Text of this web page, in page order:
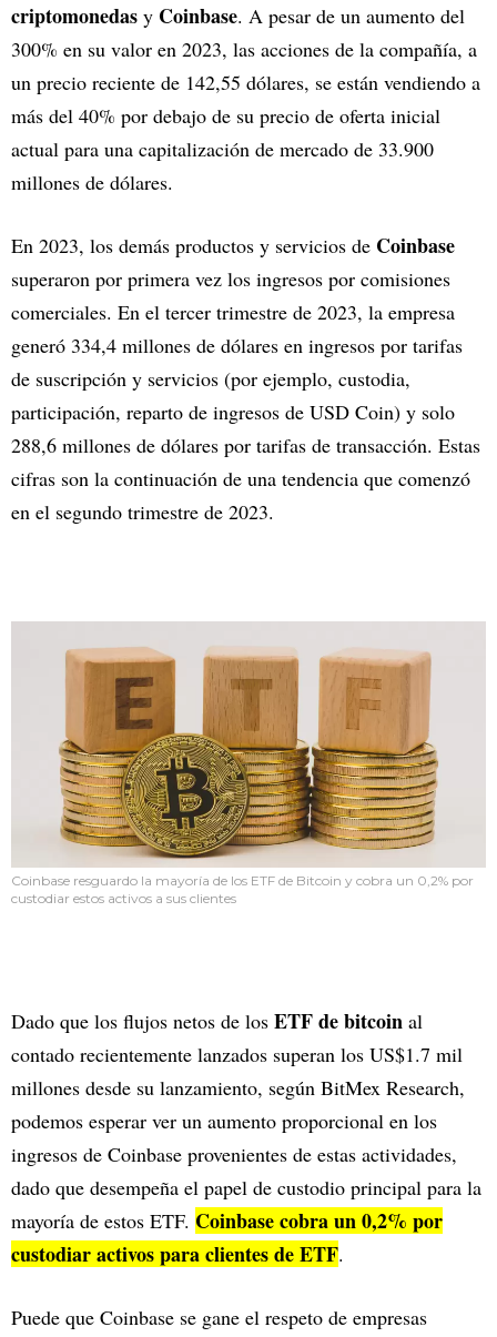
criptomonedas y Coinbase. A pesar de un aumento del
300% en su valor en 2023, las acciones de la compañía, a
un precio reciente de 142,55 dólares, se están vendiendo a
más del 40% por debajo de su precio de oferta inicial
actual para una capitalización de mercado de 33.900
millones de dólares.
En 2023, los demás productos y servicios de Coinbase
superaron por primera vez los ingresos por comisiones
comerciales. En el tercer trimestre de 2023, la empresa
generó 334,4 millones de dólares en ingresos por tarifas
de suscripción y servicios (por ejemplo, custodia,
participación, reparto de ingresos de USD Coin) y solo
288,6 millones de dólares por tarifas de transacción. Estas
cifras son la continuación de una tendencia que comenzó
en el segundo trimestre de 2023.
Coinbase resguardo la mayoría de los ETF de Bitcoin y cobra un 0,2% por
custodiar estos activos a sus clientes
Dado que los flujos netos de los ETF de bitcoin al
contado recientemente lanzados superan los US$1.7 mil
millones desde su lanzamiento, según BitMex Research,
podemos esperar ver un aumento proporcional en los
ingresos de Coinbase provenientes de estas actividades,
dado que desempeña el papel de custodio principal para la
mayoría de estos ETF. Coinbase cobra un 0,2% por
custodiar activos para clientes de ETF.
Puede que Coinbase se gane el respeto de empresas